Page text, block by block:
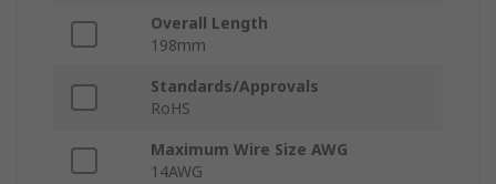
Overall Length
198mm
Standards/Approvals
RoHS
Maximum Wire Size AWG
14AWG